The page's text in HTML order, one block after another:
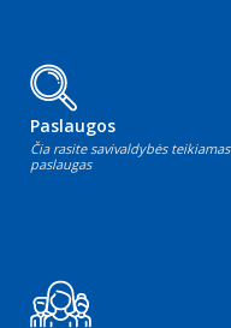
Paslaugos
Čia rasite savivaldybės teikiamas
paslaugas